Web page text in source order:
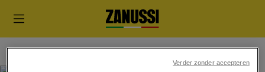
Koop rechtstreeks bij AEG Klantendienst
Verder zonder accepteren